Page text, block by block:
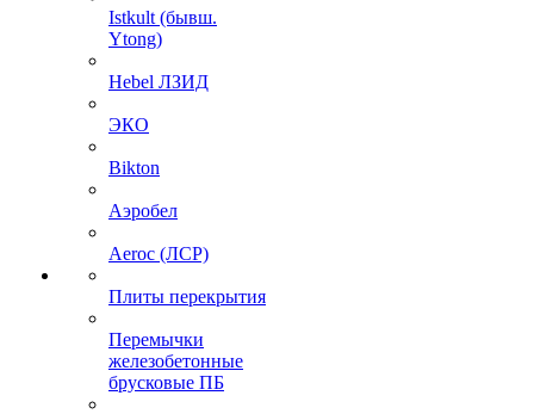
Istkult (бывш.
Ytong)
Hebel ЛЗИД
ЭКО
Bikton
Аэробел
Aeroc (ЛСР)
Плиты перекрытия
Перемычки
железобетонные
брусковые ПБ